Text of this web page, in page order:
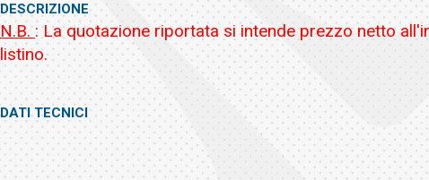
DESCRIZIONE
N.B. : La quotazione riportata si intende prezzo netto
listino.
DATI TECNICI